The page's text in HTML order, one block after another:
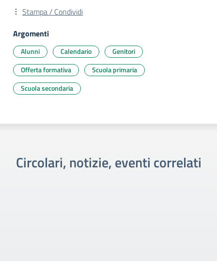
Stampa / Condividi
Argomenti
Alunni Calendario
Genitori
Offerta formativa
Scuola primaria
Scuola secondaria
Circolari, notizie, eventi correlati